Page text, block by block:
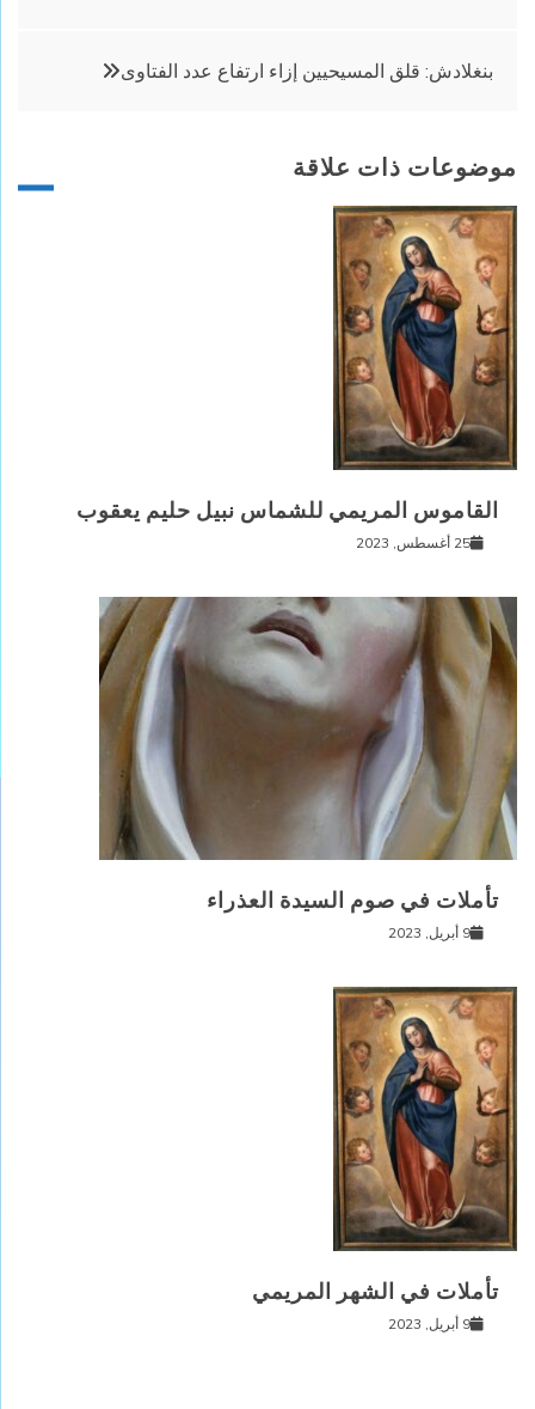
المقالات
بنغلادش: قلق المسيحيين إزاء ارتفاع عدد الفتاوى
موضوعات ذات علاقة
القاموس المريمي للشماس نبيل حليم يعقوب
25 أغسطس, 2023
تأملات في صوم السيدة العذراء
9 أبريل, 2023
تأملات في الشهر المريمي
9 أبريل, 2023